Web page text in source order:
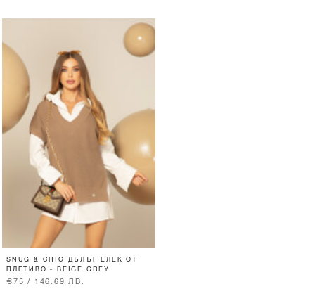
SNUG & CHIC ДЪЛЪГ ЕЛЕК ОТ
ПЛЕТИВО - BEIGE GREY
€75 / 146.69 ЛВ.